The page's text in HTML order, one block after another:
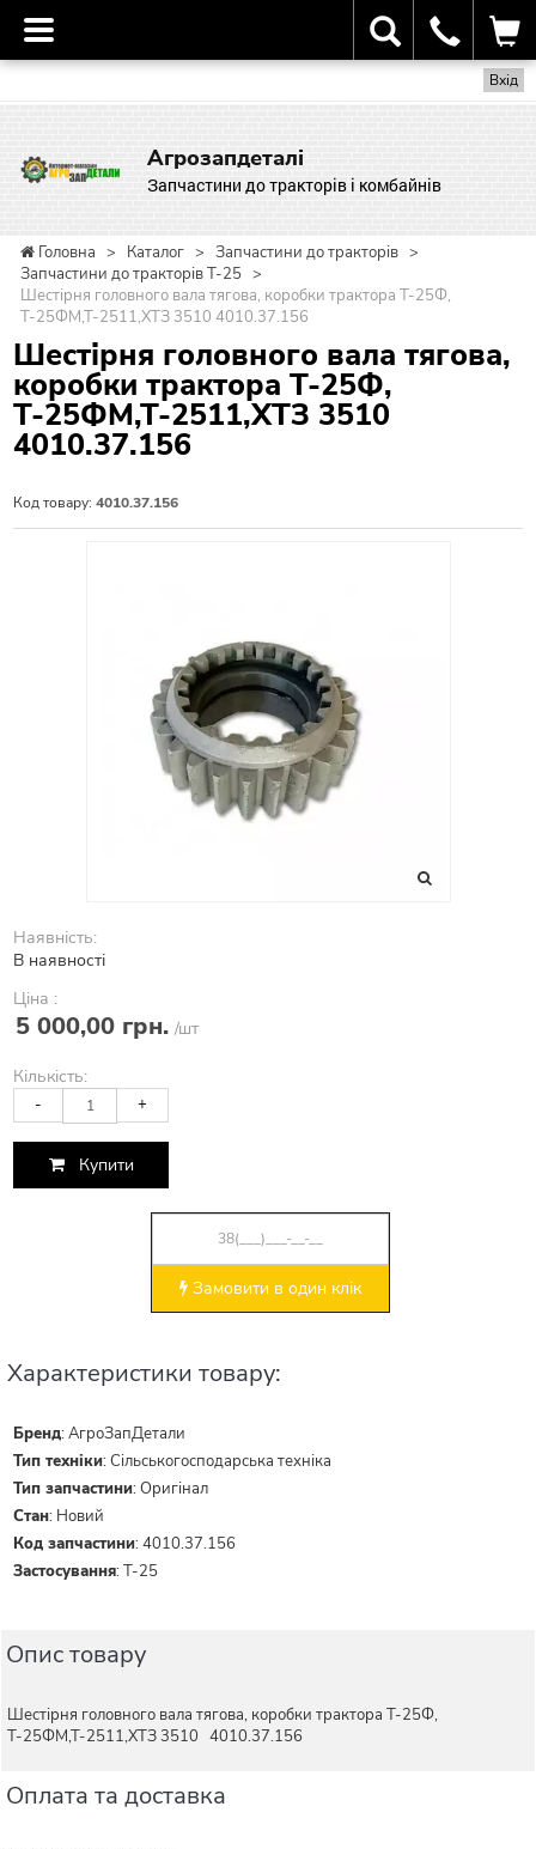
Вхід
Агрозапдеталі
Запчастини до тракторів і комбайнів
Головна > Каталог > Запчастини до тракторів >
Запчастини до тракторів Т-25 >
Шестірня головного вала тягова, коробки трактора Т-25Ф,
Т-25ФМ,Т-2511,ХТЗ 3510 4010.37.156
Шестірня головного вала тягова,
коробки трактора Т-25Ф,
Т-25ФМ,Т-2511,ХТЗ 3510
4010.37.156
Код товару: 4010.37.156
Наявність:
В наявності
Ціна :
5 000,00 грн. /шт
Кількість:
- +
Купити
Замовити в один клік
Характеристики товару:
Бренд:АгроЗапДетали
Тип техніки:Сільськогосподарська техніка
Тип запчастини:Оригінал
Стан: Новий
Код запчастини:4010.37.156
Застосування:Т-25
Опис товару
Шестірня головного вала тягова, коробки трактора Т-25Ф,
Т-25ФМ,Т-2511,ХТЗ 3510 4010.37.156
Оплата та доставка